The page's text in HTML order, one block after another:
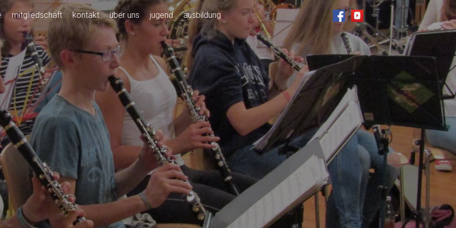
mitgliedschaft kontakt über uns jugend ausbildung